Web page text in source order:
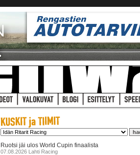
Ruotsi jäi ulos World Cupin finaalista
07.08.2026 Lahti Racing